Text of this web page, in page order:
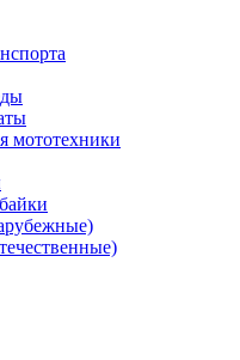
мототехники